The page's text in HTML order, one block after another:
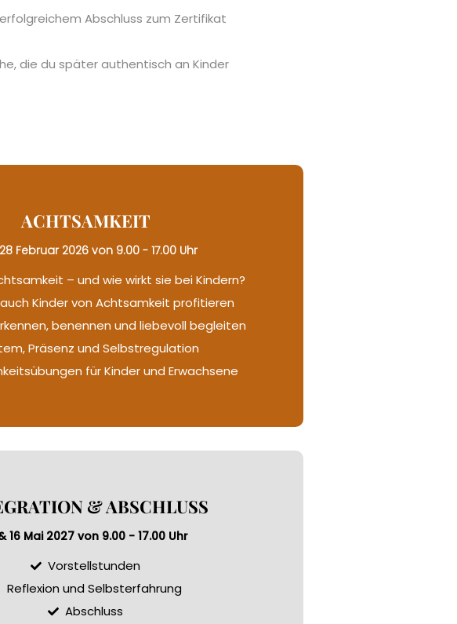
Abschluss zum Zertifikat
die du später authentisch an Kinder
ACHTSAMKEIT
Februar 2026 von 9.00 - 17.00 Uhr
– und wie wirkt sie bei Kindern?
Kinder von Achtsamkeit profitieren
benennen und liebevoll begleiten
Präsenz und Selbstregulation
für Kinder und Erwachsene
& ABSCHLUSS
16 Mai 2027 von 9.00 - 17.00 Uhr
Vorstellstunden
Reflexion und Selbsterfahrung
Abschluss